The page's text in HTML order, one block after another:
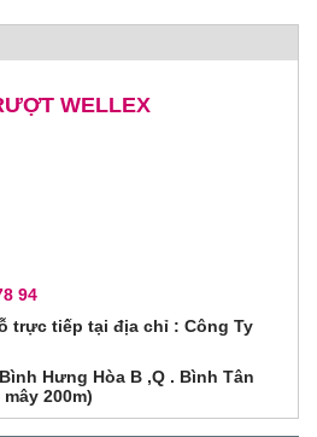
WELLEX
94
trực tiếp tại địa chỉ : Công Ty
Hưng Hòa B ,Q . Bình Tân
200m)